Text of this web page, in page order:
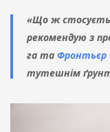
«Що ж
рекомендую з
га та Фронтьєр
тутешнім